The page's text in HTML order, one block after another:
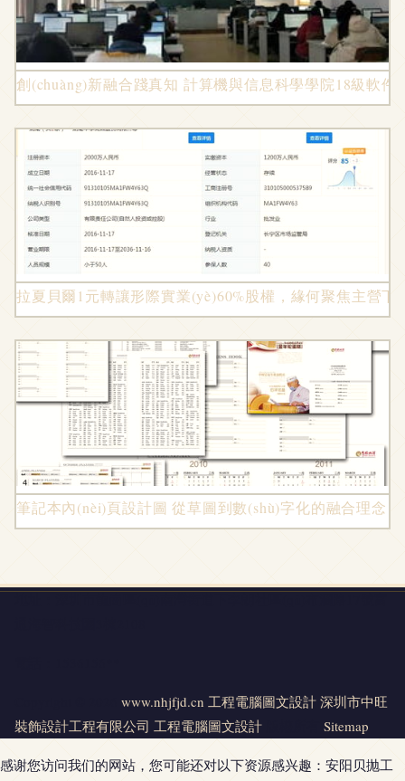
創(chuàng)新融合踐真知 計算機與信息科學學院18級軟
拉夏貝爾1元轉讓形際實業(yè)60%股權，緣何聚焦主營下
筆記本內(nèi)頁設計圖 從草圖到數(shù)字化的融合理念
www.nhjfjd.cn 工程電腦圖文設計 深圳市中旺
裝飾設計工程有限公司 工程電腦圖文設計 Sitemap
感谢您访问我们的网站，您可能还对以下资源感兴趣：安阳贝抛工